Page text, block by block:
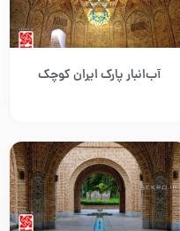
آب‌انبار پارک ایران کوچک